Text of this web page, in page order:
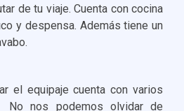
de tu viaje. Cuenta con cocina
y despensa. Además tiene un
el equipaje cuenta con varios
No nos podemos olvidar de